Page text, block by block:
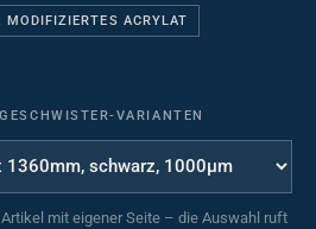
MODIFIZIERTES ACRYLAT
VARIANTEN
mit eigener Seite – die Auswahl ruft